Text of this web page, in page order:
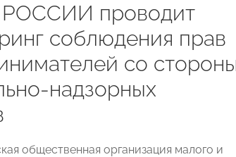
проводит
соблюдения прав
со
надзорных
общественная организация малого и